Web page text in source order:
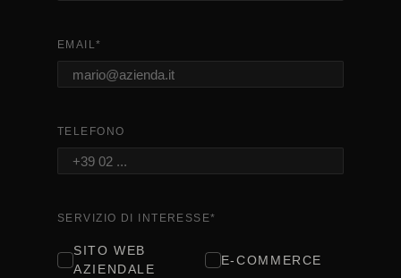
EMAIL*
TELEFONO
SERVIZIO DI INTERESSE*
SITO WEB
AZIENDALE
E-COMMERCE